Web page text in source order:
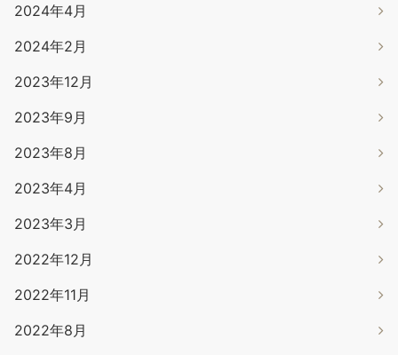
2024年4月
2024年2月
2023年12月
2023年9月
2023年8月
2023年4月
2023年3月
2022年12月
2022年11月
2022年8月